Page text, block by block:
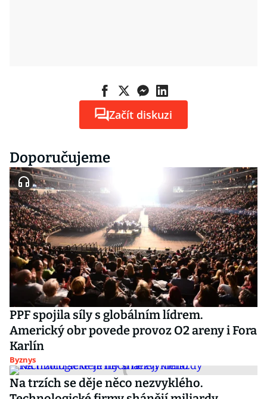
Začít diskuzi
Doporučujeme
PPF spojila síly s globálním lídrem.
Americký obr povede provoz O2 areny i Fora
Karlín
Byznys
Na trzích se děje něco nezvyklého.